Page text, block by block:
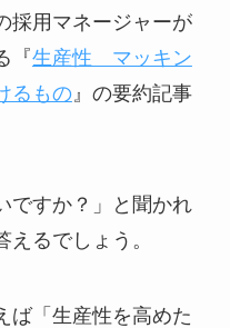
採用マネージャーが
『生産性 マッキン
るもの』の要約記事
ですか？」と聞かれ
るでしょう。
ば「生産性を高めた